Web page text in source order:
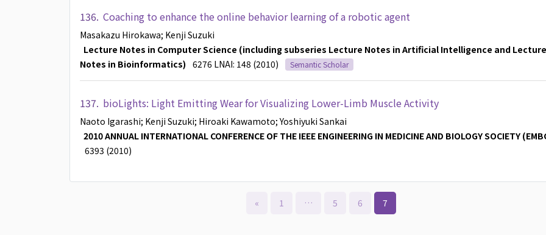
136. Coaching to enhance the online behavior learning of a robotic agent
Masakazu Hirokawa; Kenji Suzuki
Lecture Notes in Computer Science (including subseries Lecture Notes in Artificial Intelligence and Lecture
Notes in Bioinformatics) 6276 LNAI: 148 (2010) Semantic Scholar
137. bioLights: Light Emitting Wear for Visualizing Lower-Limb Muscle Activity
Naoto Igarashi; Kenji Suzuki; Hiroaki Kawamoto; Yoshiyuki Sankai
2010 ANNUAL INTERNATIONAL CONFERENCE OF THE IEEE ENGINEERING IN MEDICINE AND BIOLOGY SOCIETY
6393 (2010)
« 1 … 5 6 7